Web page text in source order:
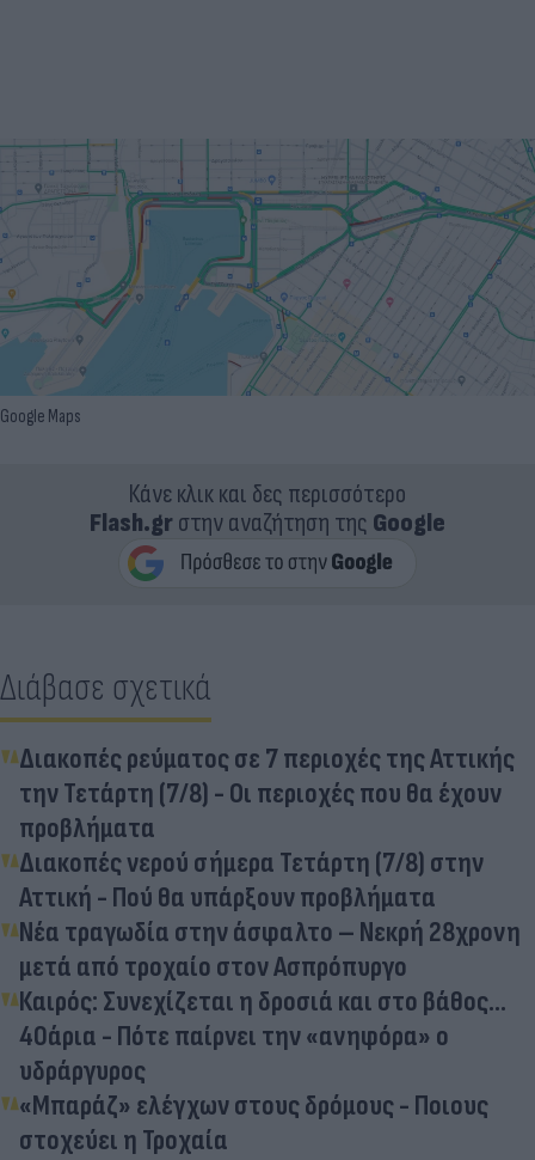
Google Maps
Κάνε κλικ και δες περισσότερο
Flash.grστην αναζήτηση της Google
Διάβασε σχετικά
Διακοπές ρεύματος σε 7 περιοχές της Αττικής
την Τετάρτη (7/8) - Οι περιοχές που θα έχουν
προβλήματα
Διακοπές νερού σήμερα Τετάρτη (7/8) στην
Αττική - Πού θα υπάρξουν προβλήματα
Νέα τραγωδία στην άσφαλτο – Νεκρή 28χρονη
μετά από τροχαίο στον Ασπρόπυργο
Καιρός: Συνεχίζεται η δροσιά και στο βάθος...
40άρια - Πότε παίρνει την «ανηφόρα» ο
υδράργυρος
«Μπαράζ» ελέγχων στους δρόμους - Ποιους
στοχεύει η Τροχαία